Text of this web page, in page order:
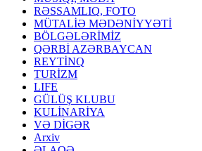
RƏSSAMLIQ, FOTO
MÜTALİƏ MƏDƏNİYYƏTİ
BÖLGƏLƏRİMİZ
QƏRBİ AZƏRBAYCAN
REYTİNQ
TURİZM
LIFE
GÜLÜŞ KLUBU
KULİNARİYA
VƏ DİGƏR
Arxiv